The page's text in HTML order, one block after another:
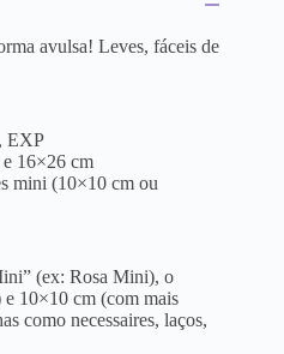
avulsa! Leves, fáceis de
EXP
16×26 cm
mini (10×10 cm ou
(ex: Rosa Mini), o
10×10 cm (com mais
como necessaires, laços,